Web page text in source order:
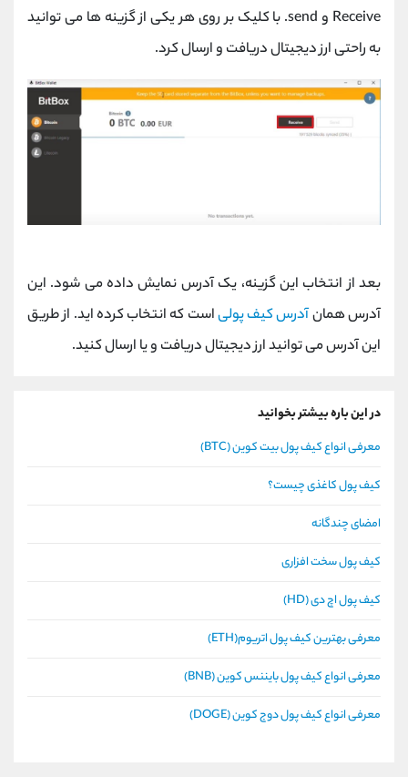
Receive و send. با کلیک بر روی هر یکی از گزینه ها می توانید
به راحتی ارز دیجیتال دریافت و ارسال کرد.
بعد از انتخاب این گزینه، یک آدرس نمایش داده می شود. این
آدرس همانآدرس کیف پولیاست که انتخاب کرده اید. از طریق
این آدرس می توانید ارز دیجیتال دریافت و یا ارسال کنید.
در این باره بیشتر بخوانید
معرفی انواع کیف پول بیت کوین (BTC)
کیف پول کاغذی چیست؟
امضای چندگانه
کیف پول سخت افزاری
کیف پول اچ دی (HD)
معرفی بهترین کیف پول اتریوم(ETH)
معرفی انواع کیف پول بایننس کوین (BNB)
معرفی انواع کیف پول دوج کوین (DOGE)